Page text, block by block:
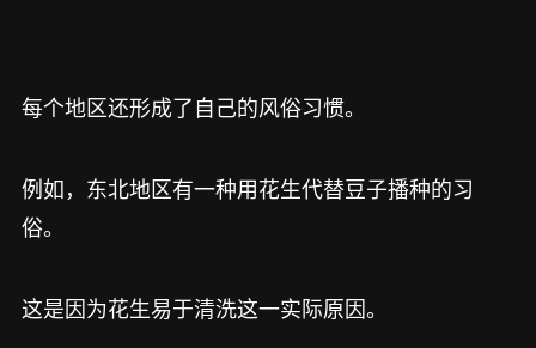
每个地区还形成了自己的风俗习惯。
例如，东北地区有一种用花生代替豆子播种的习
俗。
这是因为花生易于清洗这一实际原因。